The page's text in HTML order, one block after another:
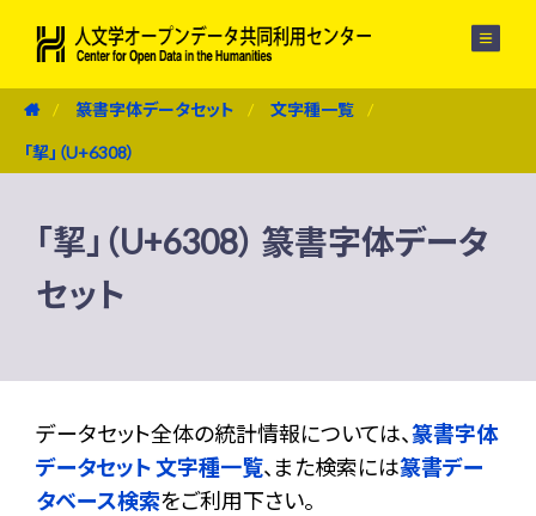
篆書字体データセット 文字種一覧
「挈」（U+6308）
「挈」（U+6308） 篆書字体データ
セット
データセット全体の統計情報については、篆書字体
データセット 文字種一覧、また検索には篆書デー
タベース検索をご利用下さい。